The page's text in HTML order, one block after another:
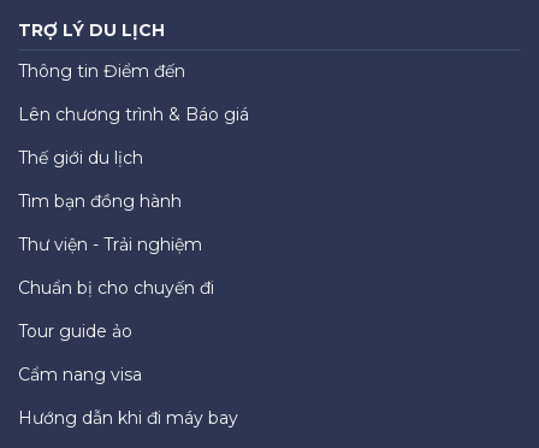
TRỢ LÝ DU LỊCH
Thông tin Điểm đến
Lên chương trình & Báo giá
Thế giới du lịch
Tìm bạn đồng hành
Thư viện - Trải nghiệm
Chuẩn bị cho chuyến đi
Tour guide ảo
Cẩm nang visa
Hướng dẫn khi đi máy bay